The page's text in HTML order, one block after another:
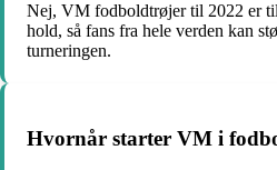
Nej, VM fodboldtrøjer til 2022 er
hold, så fans fra hele verden kan
turneringen.
Hvornår starter VM i